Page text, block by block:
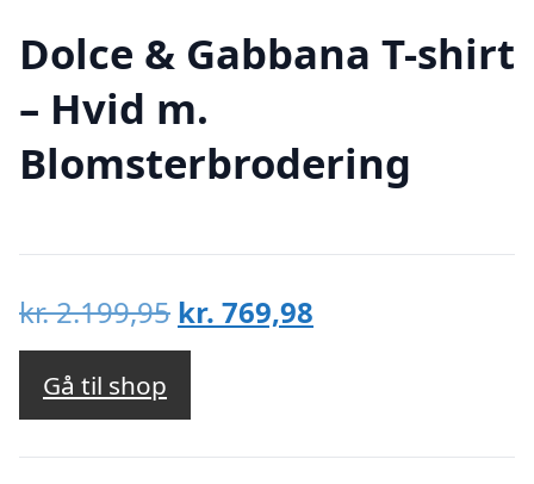
Dolce & Gabbana T-shirt
– Hvid m.
Blomsterbrodering
kr.2.199,95 Den
oprindelige
var:
kr. 2.199,95.
kr. 769,98
kr. 769,98.
Gå til shop